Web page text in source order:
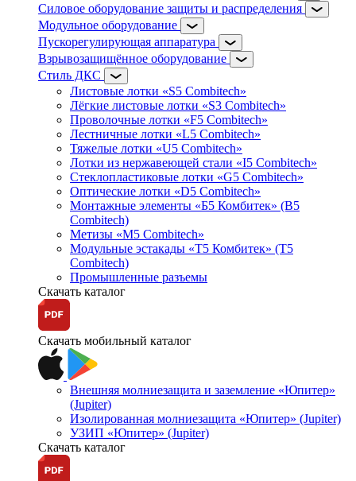
Силовое оборудование защиты и распределения
Модульное оборудование
Пускорегулирующая аппаратура
Взрывозащищённое оборудование
Стиль ДКС
Листовые лотки «S5 Combitech»
Лёгкие листовые лотки «S3 Combitech»
Проволочные лотки «F5 Combitech»
Лестничные лотки «L5 Combitech»
Тяжелые лотки «U5 Combitech»
Лотки из нержавеющей стали «I5 Combitech»
Стеклопластиковые лотки «G5 Combitech»
Оптические лотки «D5 Combitech»
Монтажные элементы «Б5 Комбитек» (B5
Combitech)
Метизы «M5 Combitech»
Модульные эстакады «Т5 Комбитек» (T5
Combitech)
Промышленные разъемы
Скачать каталог
Скачать мобильный каталог
Внешняя молниезащита и заземление «Юпитер»
(Jupiter)
Изолированная молниезащита «Юпитер» (Jupiter)
УЗИП «Юпитер» (Jupiter)
Скачать каталог